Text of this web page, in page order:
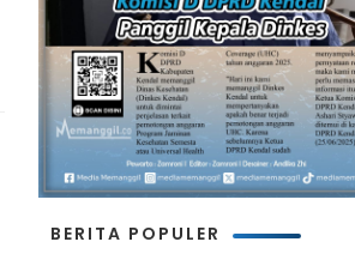
BERITA POPULER